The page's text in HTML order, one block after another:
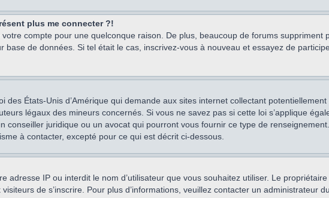
plus me connecter ?!
compte pour une quelconque raison. De plus, beaucoup de forums suppriment
de données. Si tel était le cas, inscrivez-vous à nouveau et essayez de
des États-Unis d’Amérique qui demande aux sites internet collectant
légaux des mineurs concernés. Si vous ne savez pas si cette loi s’applique
conseiller juridique ou un avocat qui pourront vous fournir ce type de
à contacter, excepté pour ce qui est décrit ci-dessous.
adresse IP ou interdit le nom d’utilisateur que vous souhaitez utiliser. Le
de s’inscrire. Pour plus d’informations, veuillez contacter un administrateur